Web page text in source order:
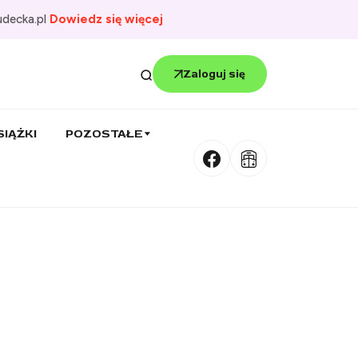
Dowiedz się więcej
Zaloguj się
POZOSTAŁE